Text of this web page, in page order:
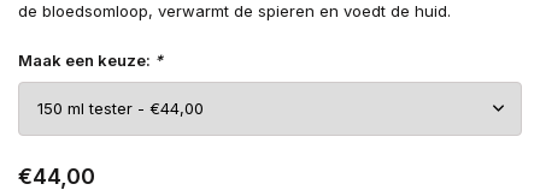
de bloedsomloop, verwarmt de spieren en voedt de huid.
Maak een keuze: *
€44,00